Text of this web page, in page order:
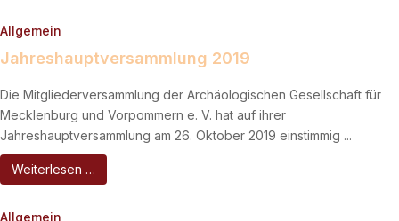
Allgemein
Jahreshauptversammlung 2019
Die Mitgliederversammlung der Archäologischen Gesellschaft für
Mecklenburg und Vorpommern e. V. hat auf ihrer
Jahreshauptversammlung am 26. Oktober 2019 einstimmig ...
Weiterlesen …
Allgemein